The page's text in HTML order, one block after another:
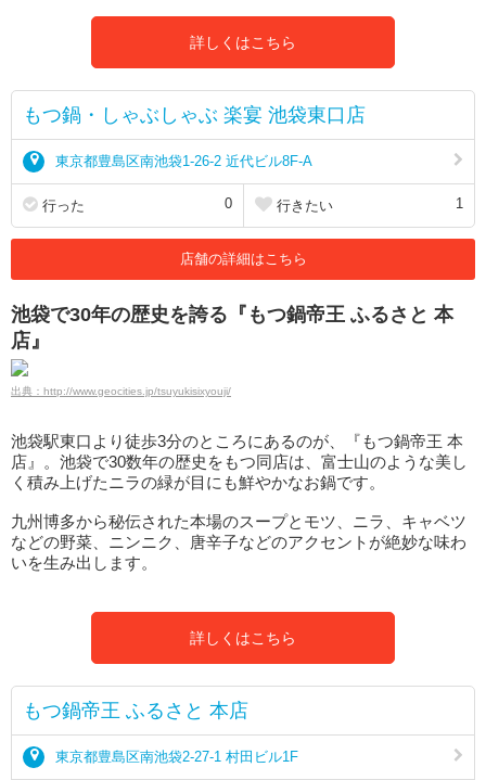
詳しくはこちら
もつ鍋・しゃぶしゃぶ 楽宴 池袋東口店
東京都豊島区南池袋1-26-2 近代ビル8F-A
行った 0 行きたい 1
店舗の詳細はこちら
池袋で30年の歴史を誇る『もつ鍋帝王 ふるさと 本
店』
出典：http://www.geocities.jp/tsuyukisixyouji/
池袋駅東口より徒歩3分のところにあるのが、『もつ鍋帝王 本
店』。池袋で30数年の歴史をもつ同店は、富士山のような美し
く積み上げたニラの緑が目にも鮮やかなお鍋です。
九州博多から秘伝された本場のスープとモツ、ニラ、キャベツ
などの野菜、ニンニク、唐辛子などのアクセントが絶妙な味わ
いを生み出します。
詳しくはこちら
もつ鍋帝王 ふるさと 本店
東京都豊島区南池袋2-27-1 村田ビル1F